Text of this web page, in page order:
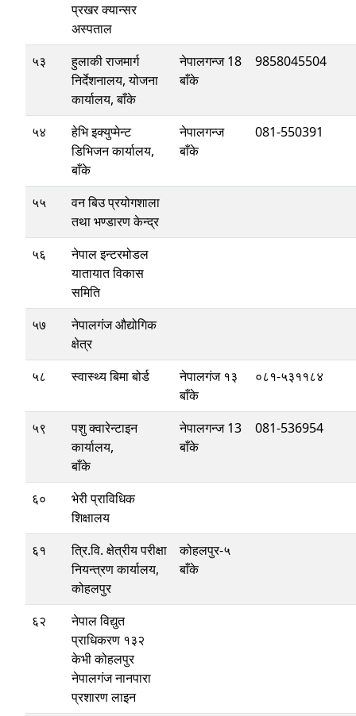
प्रखर क्यान्सर
अस्पताल
५३
हुलाकी राजमार्ग
निर्देशनालय, योजना
कार्यालय, बाँके
नेपालगन्ज 18
बाँके
9858045504
५४
हेभि इक्‍युप्मेन्ट
डिभिजन कार्यालय,
बाँके
नेपालगन्ज
बाँके
081-550391
५५
वन बिउ प्रयोगशाला
तथा भण्डारण केन्द्र
५६
नेपाल इन्टरमोडल
यातायात विकास
समिति
५७
नेपालगंज औद्योगिक
क्षेत्र
५८
स्वास्थ्य बिमा बोर्ड
नेपालगंज १३
बाँके
०८१-५३११८४
५९
पशु क्वारेन्टाइन
कार्यालय,
बाँके
नेपालगन्ज 13
बाँके
081-536954
६०
भेरी प्राविधिक
शिक्षालय
६१
त्रि.वि. क्षेत्रीय परीक्षा
नियन्त्रण कार्यालय,
कोहलपुर
कोहलपुर-५
बाँके
६२
नेपाल विद्युत
प्राधिकरण १३२
केभी कोहलपुर
नेपालगंज नानपारा
प्रशारण लाइन